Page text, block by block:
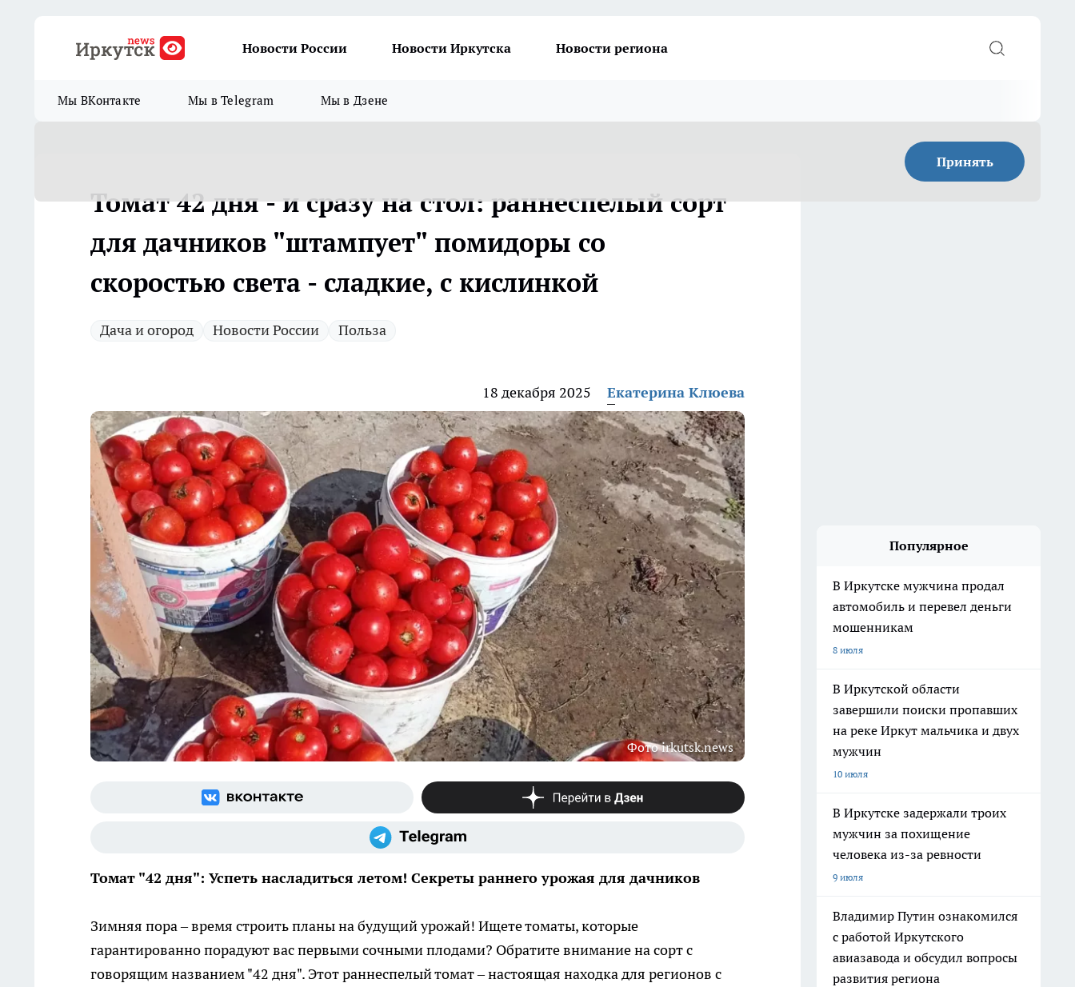
Новости России Новости Иркутска Новости региона
Мы ВКонтакте Мы в Telegram Мы в Дзене
Принять
Томат 42 дня - и сразу на стол: раннеспелый сорт
для дачников "штампует" помидоры со
скоростью света - сладкие, с кислинкой
Дача и огород Новости России Польза
18 декабря 2025 Екатерина Клюева
Фото irkutsk.news
Томат "42 дня": Успеть насладиться летом! Секреты раннего урожая для дачников
Зимняя пора – время строить планы на будущий урожай! Ищете томаты, которые
гарантированно порадуют вас первыми сочными плодами? Обратите внимание на сорт с
говорящим названием "42 дня". Этот раннеспелый томат – настоящая находка для регионов с
Популярное
В Иркутске мужчина продал
автомобиль и перевел деньги
мошенникам
8 июля
В Иркутской области
завершили поиски пропавших
на реке Иркут мальчика и двух
мужчин
10 июля
В Иркутске задержали троих
мужчин за похищение
человека из-за ревности
9 июля
Владимир Путин ознакомился
с работой Иркутского
авиазавода и обсудил вопросы
развития региона